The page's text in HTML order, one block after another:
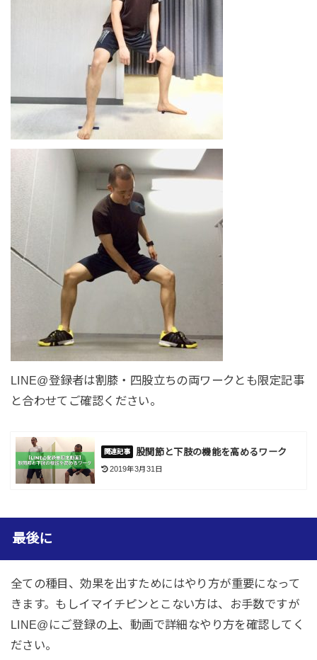
LINE@登録者は割膝・四股立ちの両ワークとも限定記事
と合わせてご確認ください。
股関節と下肢の機能を高めるワーク
2019年3月31日
最後に
全ての種目、効果を出すためにはやり方が重要になって
きます。もしイマイチピンとこない方は、お手数ですが
LINE@にご登録の上、動画で詳細なやり方を確認してく
ださい。